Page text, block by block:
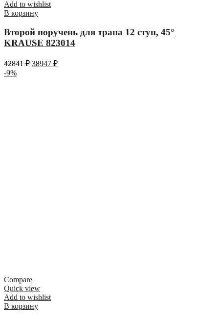
Add to wishlist
В корзину
Второй поручень для трапа 12 ступ, 45°
KRAUSE 823014
42841₽ 38947 ₽
-9%
Compare
Quick view
Add to wishlist
В корзину